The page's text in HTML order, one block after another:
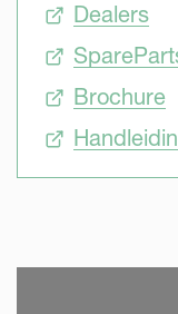
Dealers
Brochure